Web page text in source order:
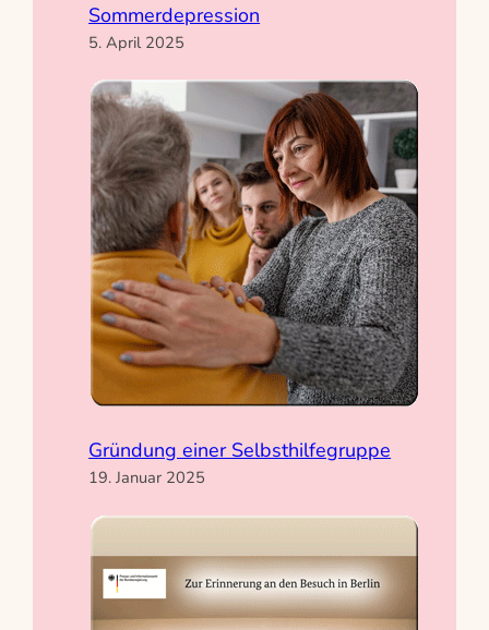
Sommerdepression
5. April 2025
Gründung einer Selbsthilfegruppe
19. Januar 2025